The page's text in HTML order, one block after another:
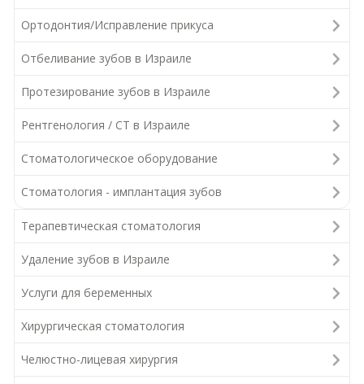
Ортодонтия/Исправление прикуса
Отбеливание зубов в Израиле
Протезирование зубов в Израиле
Рентгенология / СТ в Израиле
Стоматологическое оборудование
Стоматология - имплантация зубов
Терапевтическая стоматология
Удаление зубов в Израиле
Услуги для беременных
Хирургическая стоматология
Челюстно-лицевая хирургия